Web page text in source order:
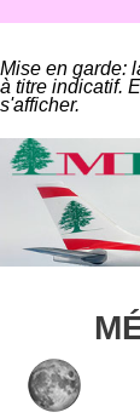
Mise en garde:
à titre indicatif.
s'afficher.